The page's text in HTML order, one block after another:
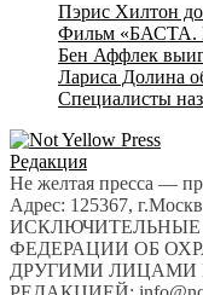
Пэрис Хилтон
Фильм «БАСТА.
Бен Аффлек
Лариса Долина
Специалисты
Редакция
Не желтая пресса —
Адрес: 125367,
ИСКЛЮЧИТЕЛЬНЫЕ
ФЕДЕРАЦИИ ОБ
ДРУГИМИ ЛИЦАМИ